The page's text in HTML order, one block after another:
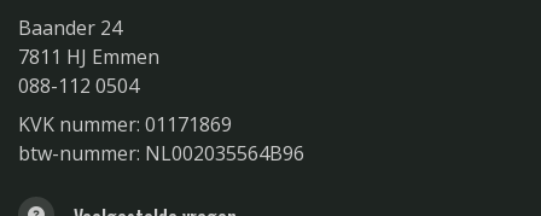
Baander 24
7811 HJ Emmen
088-112 0504
KVK nummer: 01171869
btw-nummer: NL002035564B96